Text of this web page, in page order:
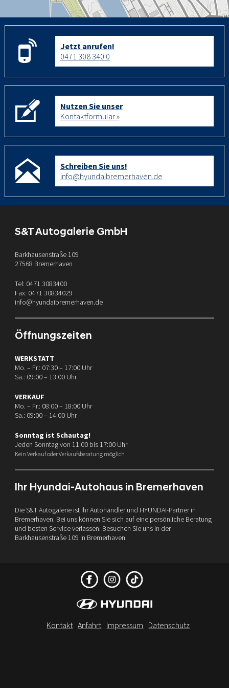
Jetzt anrufen!
0471 308 340 0
Nutzen Sie unser
Kontaktformular »
Schreiben Sie uns!
info@hyundaibremerhaven.de
S&T Autogalerie GmbH
Barkhausenstraße 109
27568 Bremerhaven
Tel: 0471 3083400
Fax: 0471 30834029
info@hyundaibremerhaven.de
Öffnungszeiten
WERKSTATT
Mo. – Fr.: 07:30 – 17:00 Uhr
Sa.: 09:00 – 13:00 Uhr
VERKAUF
Mo. – Fr.: 08:00 – 18:00 Uhr
Sa.: 09:00 – 14:00 Uhr
Sonntag ist Schautag!
Jeden Sonntag von 11:00 bis 17:00 Uhr
Kein Verkauf oder Verkaufsberatung möglich
Ihr Hyundai-Autohaus in Bremerhaven
Die S&T Autogalerie ist Ihr Autohändler und HYUNDAI-Partner in
Bremerhaven. Bei uns können Sie sich auf eine persönliche Beratung
und besten Service verlassen. Besuchen Sie uns in der
Barkhausenstraße 109 in Bremerhaven.
Kontakt Anfahrt Impressum Datenschutz